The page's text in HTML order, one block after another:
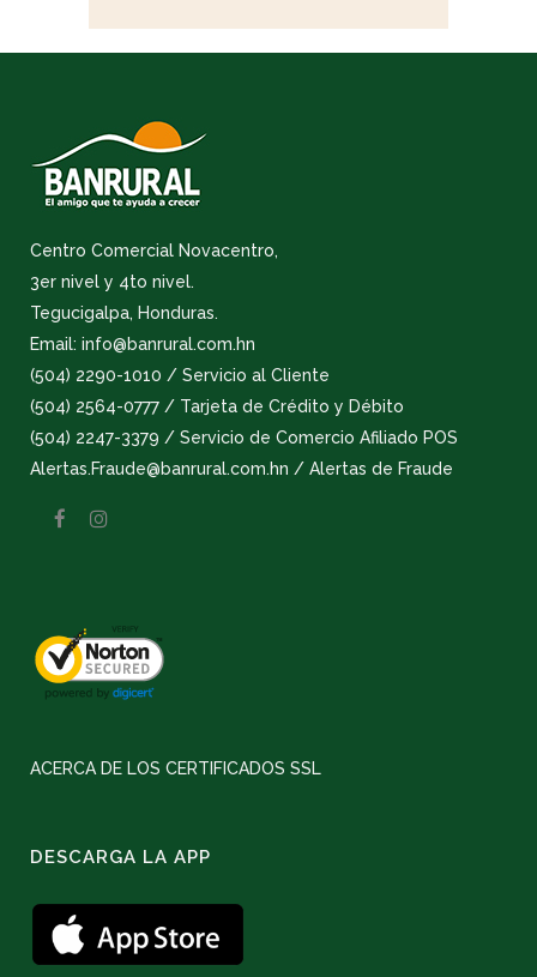
Centro Comercial Novacentro,
3er nivel y 4to nivel.
Tegucigalpa, Honduras.
Email: info@banrural.com.hn
(504) 2290-1010 / Servicio al Cliente
(504) 2564-0777 / Tarjeta de Crédito y Débito
(504) 2247-3379 / Servicio de Comercio Afiliado POS
Alertas.Fraude@banrural.com.hn / Alertas de Fraude
ACERCA DE LOS CERTIFICADOS SSL
DESCARGA LA APP